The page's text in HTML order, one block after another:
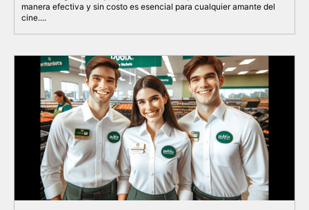
manera efectiva y sin costo es esencial para cualquier amante del
cine....